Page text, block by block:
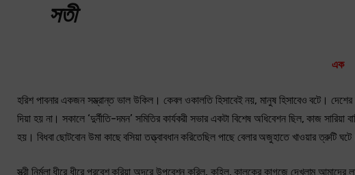
সতী
এক
হরিশ পাবনার একজন সম্ভ্রান্ত ভাল উকিল। কেবল ওকালতি হিসাবেই নয়, মানুষ হিসাবেও বটে।
দিয়া হয় না। সকালে ‘দুর্নীতি-দমন’ সমিতির কার্যকরী সভার একটা বিশেষ অধিবেশন ছিল, কাজ
হয়। বিধবা ছোটবোন উমা কাছে বসিয়া তত্ত্বাবধান করিতেছিল পাছে বেলার অজুহাতে খাওয়ার ত্রুটি
স্ত্রী নির্মলা ধীরে ধীরে প্রবেশ করিয়া অদূরে উপবেশন করিল, কহিল, কালকের কাগজে দেখলাম